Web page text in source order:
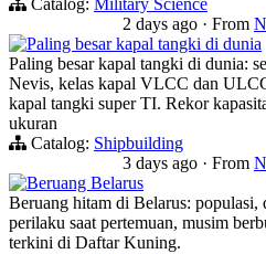
2 days ago · From
Paling besar kapal tangki di dunia
Paling besar kapal tangki di dunia:
Nevis, kelas kapal VLCC dan
kapal tangki super TI. Rekor
ukuran
Catalog: Shipbuilding
3 days ago · From
Beruang Belarus
Beruang hitam di Belarus: populasi,
perilaku saat pertemuan, musim
terkini di Daftar Kuning.